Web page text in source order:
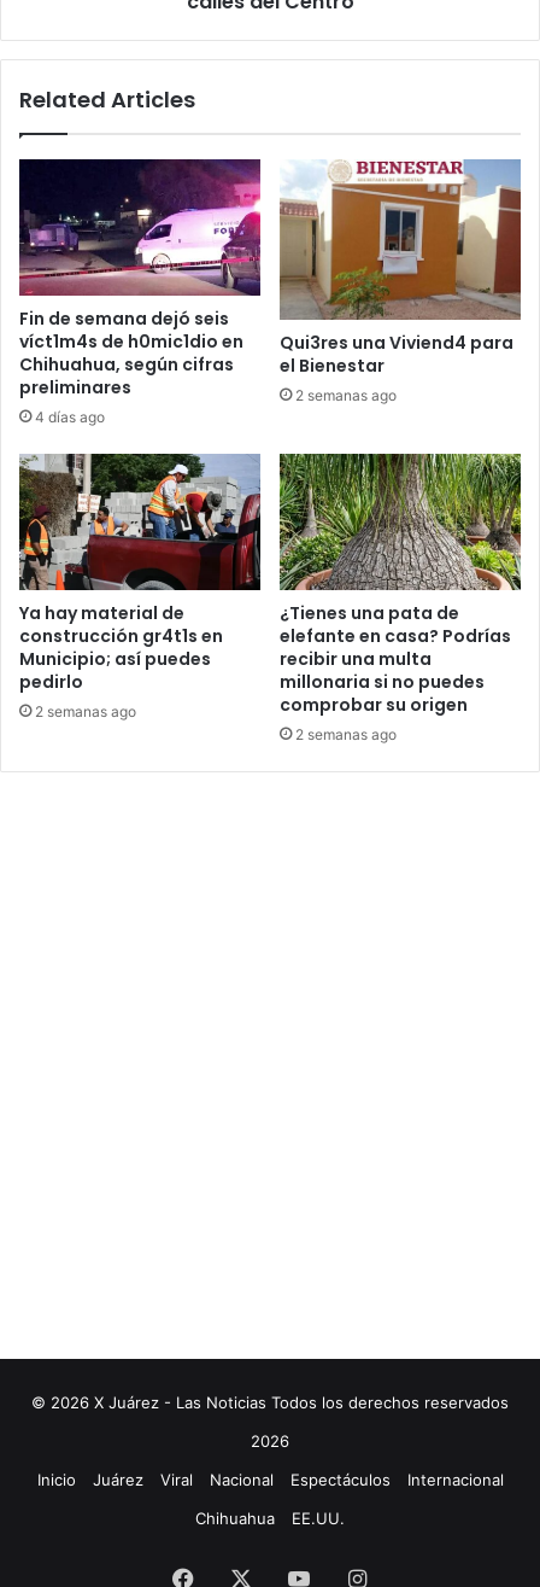
Related Articles
Fin de semana dejó seis
víct1m4s de h0mic1dio en
Chihuahua, según cifras
preliminares
4 días ago
Qui3res una Viviend4 para
el Bienestar
2 semanas ago
Ya hay material de
construcción gr4t1s en
Municipio; así puedes
pedirlo
2 semanas ago
¿Tienes una pata de
elefante en casa? Podrías
recibir una multa
millonaria si no puedes
comprobar su origen
2 semanas ago
© 2026 X Juárez - Las Noticias Todos los derechos reservados
2026
Inicio
Juárez Viral Nacional Espectáculos
Internacional
Chihuahua
EE.UU.
Facebook YouTubeInstagram